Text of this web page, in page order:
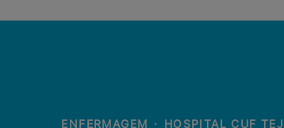
ENFERMAGEM · HOSPITAL CUF